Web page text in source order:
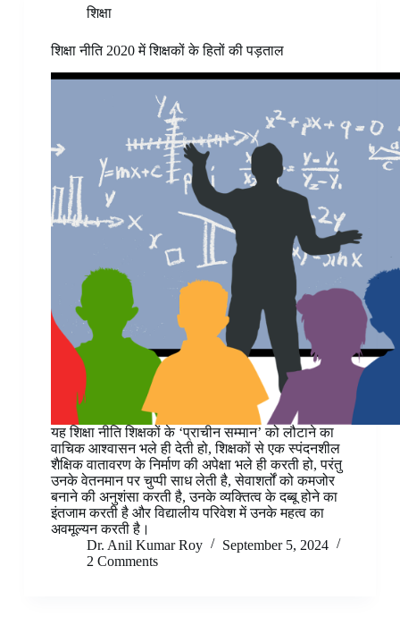
शिक्षा
शिक्षा नीति 2020 में शिक्षकों के हितों की पड़ताल
यह शिक्षा नीति शिक्षकों के ‘प्राचीन सम्मान’ को लौटाने का
वाचिक आश्वासन भले ही देती हो, शिक्षकों से एक स्पंदनशील
शैक्षिक वातावरण के निर्माण की अपेक्षा भले ही करती हो, परंतु
उनके वेतनमान पर चुप्पी साध लेती है, सेवाशर्तों को कमजोर
बनाने की अनुशंसा करती है, उनके व्यक्तित्व के दब्बू होने का
इंतजाम करती है और विद्यालीय परिवेश में उनके महत्व का
अवमूल्यन करती है।
Dr. Anil Kumar Roy
September 5, 2024
2 Comments